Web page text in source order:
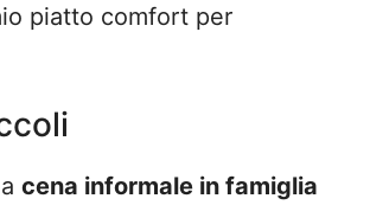
piatto comfort per
cena informale in famiglia